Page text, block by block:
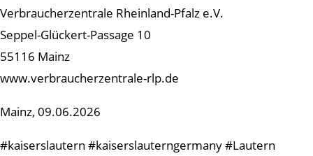
Verbraucherzentrale Rheinland-Pfalz e.V.
Seppel-Glückert-Passage 10
55116 Mainz
www.verbraucherzentrale-rlp.de
Mainz, 09.06.2026
#kaiserslautern #kaiserslauterngermany #Lautern